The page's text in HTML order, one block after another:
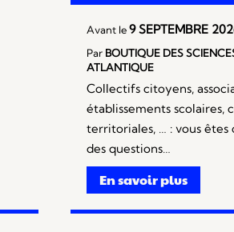
Avant le9 SEPTEMBRE
Par BOUTIQUE DES
ATLANTIQUE
Collectifs citoyens,
établissements scolaires,
territoriales, … : vous êtes
des questions…
En savoir plus